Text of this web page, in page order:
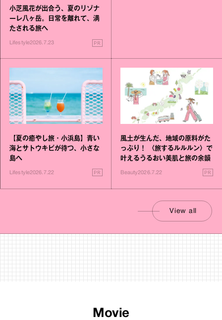
小芝風花が出合う、夏のリゾナ
ーレ八ヶ岳。日常を離れて、満
たされる旅へ
Lifestyle2026.7.23 PR
【夏の癒やし旅・小浜島】青い
海とサトウキビが待つ、小さな
島へ
Lifestyle2026.7.22 PR
風土が生んだ、地域の原料がた
っぷり！ 〈旅するルルルン〉で
叶えるうるおい美肌と旅の余韻
Beauty2026.7.22 PR
View all
Movie